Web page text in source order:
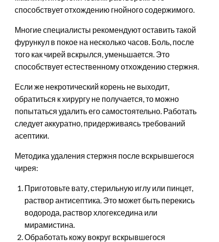
способствует отхождению гнойного содержимого.
Многие специалисты рекомендуют оставить такой
фурункул в покое на несколько часов. Боль, после
того как чирей вскрылся, уменьшается. Это
способствует естественному отхождению стержня.
Если же некротический корень не выходит,
обратиться к хирургу не получается, то можно
попытаться удалить его самостоятельно. Работать
следует аккуратно, придерживаясь требований
асептики.
Методика удаления стержня после вскрывшегося
чирея:
Приготовьте вату, стерильную иглу или пинцет,
раствор антисептика. Это может быть перекись
водорода, раствор хлогекседина или
мирамистина.
Обработать кожу вокруг вскрывшегося